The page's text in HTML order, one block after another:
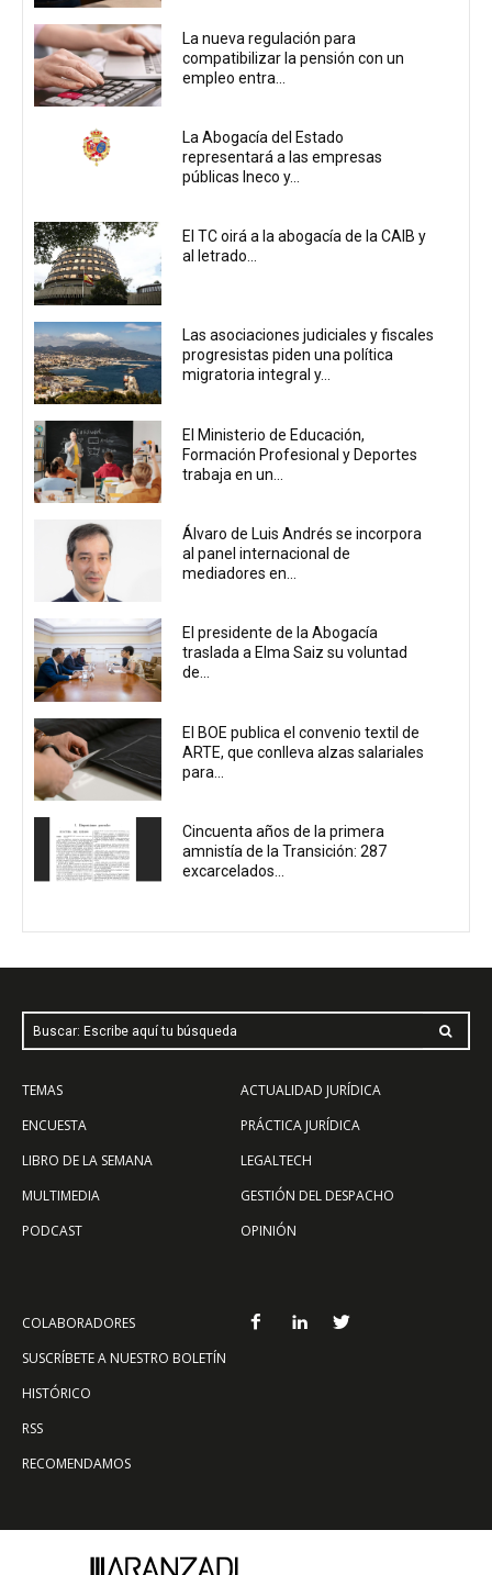
La nueva regulación para
compatibilizar la pensión con un
empleo entra...
La Abogacía del Estado
representará a las empresas
públicas Ineco y...
El TC oirá a la abogacía de la CAIB y
al letrado...
Las asociaciones judiciales y fiscales
progresistas piden una política
migratoria integral y...
El Ministerio de Educación,
Formación Profesional y Deportes
trabaja en un...
Álvaro de Luis Andrés se incorpora
al panel internacional de
mediadores en...
El presidente de la Abogacía
traslada a Elma Saiz su voluntad
de...
El BOE publica el convenio textil de
ARTE, que conlleva alzas salariales
para...
Cincuenta años de la primera
amnistía de la Transición: 287
excarcelados...
Buscar: Escribe aquí tu búsqueda
TEMAS
ENCUESTA
LIBRO DE LA SEMANA
MULTIMEDIA
PODCAST
ACTUALIDAD JURÍDICA
PRÁCTICA JURÍDICA
LEGALTECH
GESTIÓN DEL DESPACHO
OPINIÓN
COLABORADORES
SUSCRÍBETE A NUESTRO BOLETÍN
HISTÓRICO
RSS
RECOMENDAMOS